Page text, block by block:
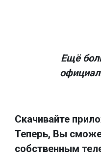
Ещё
Скачивайте
Теперь, Вы
собственным